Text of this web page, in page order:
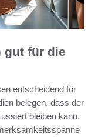
gut für die
entscheidend für
belegen, dass der
bleiben kann.